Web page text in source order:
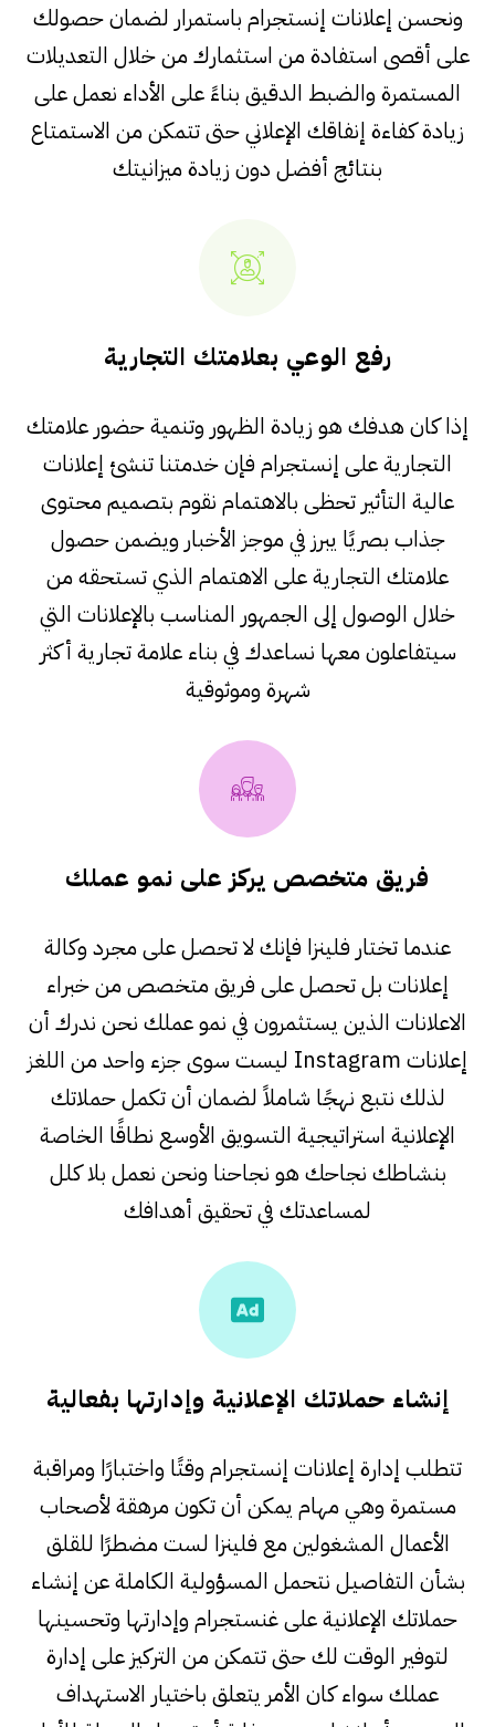
ونحسن إعلانات إنستجرام باستمرار لضمان حصولك
على أقصى استفادة من استثمارك من خلال التعديلات
المستمرة والضبط الدقيق بناءً على الأداء نعمل على
زيادة كفاءة إنفاقك الإعلاني حتى تتمكن من الاستمتاع
بنتائج أفضل دون زيادة ميزانيتك
رفع الوعي بعلامتك التجارية
إذا كان هدفك هو زيادة الظهور وتنمية حضور علامتك
التجارية على إنستجرام فإن خدمتنا تنشئ إعلانات
عالية التأثير تحظى بالاهتمام نقوم بتصميم محتوى
جذاب بصريًا يبرز في موجز الأخبار ويضمن حصول
علامتك التجارية على الاهتمام الذي تستحقه من
خلال الوصول إلى الجمهور المناسب بالإعلانات التي
سيتفاعلون معها نساعدك في بناء علامة تجارية أكثر
شهرة وموثوقية
فريق متخصص يركز على نمو عملك
عندما تختار فلينزا فإنك لا تحصل على مجرد وكالة
إعلانات بل تحصل على فريق متخصص من خبراء
الاعلانات الذين يستثمرون في نمو عملك نحن ندرك أن
إعلانات Instagram ليست سوى جزء واحد من اللغز
لذلك نتبع نهجًا شاملاً لضمان أن تكمل حملاتك
الإعلانية استراتيجية التسويق الأوسع نطاقًا الخاصة
بنشاطك نجاحك هو نجاحنا ونحن نعمل بلا كلل
لمساعدتك في تحقيق أهدافك
إنشاء حملاتك الإعلانية وإدارتها بفعالية
تتطلب إدارة إعلانات إنستجرام وقتًا واختبارًا ومراقبة
مستمرة وهي مهام يمكن أن تكون مرهقة لأصحاب
الأعمال المشغولين مع فلينزا لست مضطرًا للقلق
بشأن التفاصيل نتحمل المسؤولية الكاملة عن إنشاء
حملاتك الإعلانية على غنستجرام وإدارتها وتحسينها
لتوفير الوقت لك حتى تتمكن من التركيز على إدارة
عملك سواء كان الأمر يتعلق باختيار الاستهداف